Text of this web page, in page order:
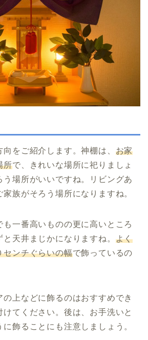
をご紹介します。神棚は、 お家
所で、きれいな場所に祀りましょ
う場所がいいですね。リビングあ
族がそろう場所になりますね。
一番高いものの更に高いところ
天井まじかになりますね。 よく
センチぐらいの幅で飾っているの
の上などに飾るのはおすすめでき
けてください。後は、お手洗いと
飾ることにも注意しましょう。